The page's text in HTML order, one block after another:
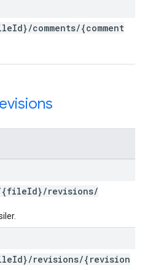
Id}/comments/{comment
{fileId}/revisions/
Id}/revisions/{revision